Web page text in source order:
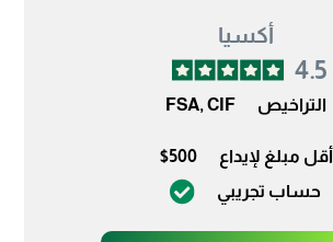
أكسيا
4.5
التراخيص FSA, CIF
أقل مبلغ لإيداع
$500
حساب تجريبي